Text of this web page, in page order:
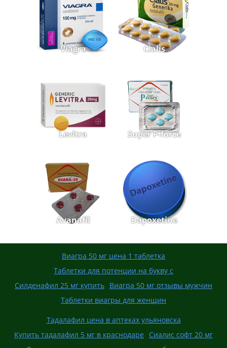
Viagra Cialis
Levitra Super P-force
Avanafil Dapoxetine
Виагра 50 мг цена 1 таблетка
Таблетки для потенции на букву с
Силденафил 25 мг купить Виагра 50 мг отзывы мужчин
Таблетки виагры для женщин
Тадалафил цена в аптеках ульяновска
Купить тадалафил 5 мг в краснодаре Сиалис софт 20 мг